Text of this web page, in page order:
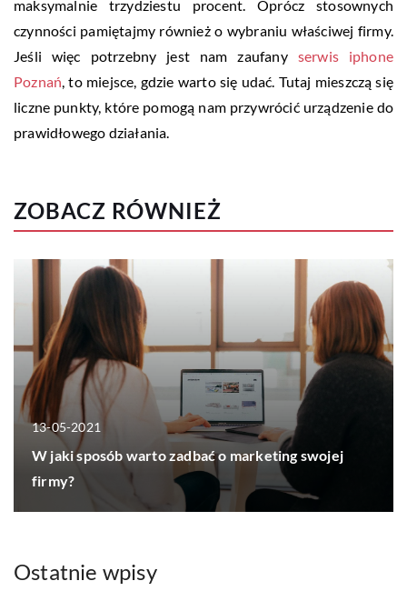
maksymalnie trzydziestu procent. Oprócz stosownych
czynności pamiętajmy również o wybraniu właściwej firmy.
Jeśli więc potrzebny jest nam zaufany serwis iphone
Poznań , to miejsce, gdzie warto się udać. Tutaj mieszczą się
liczne punkty, które pomogą nam przywrócić urządzenie do
prawidłowego działania.
ZOBACZ RÓWNIEŻ
13-05-2021
W jaki sposób warto zadbać o marketing swojej
firmy?
Ostatnie wpisy